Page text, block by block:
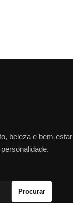
beleza e bem-estar
Procurar